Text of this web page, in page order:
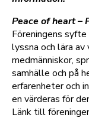
Peace of heart –
Föreningens
lyssna och lära av
medmänniskor,
samhälle och på
erfarenheter och
en värderas för
Länk till